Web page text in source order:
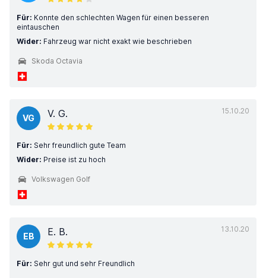
Für: Konnte den schlechten Wagen für einen besseren
eintauschen
Wider: Fahrzeug war nicht exakt wie beschrieben
Skoda Octavia
15.10.20
VG V. G.
Für: Sehr freundlich gute Team
Wider: Preise ist zu hoch
Volkswagen Golf
13.10.20
EB E. B.
Für: Sehr gut und sehr Freundlich